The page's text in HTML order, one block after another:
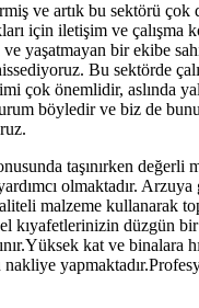
ve artık bu sektörü çok
için iletişim ve çalışma
yaşatmayan bir ekibe
Bu sektörde
çok önemlidir, aslında
böyledir ve biz de
taşınırken değerli
olmaktadır. Arzuya
malzeme kullanarak
kıyafetlerinizin düzgün bir
kat ve binalara
nakliye